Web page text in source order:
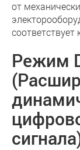
от
соответствует
Режим